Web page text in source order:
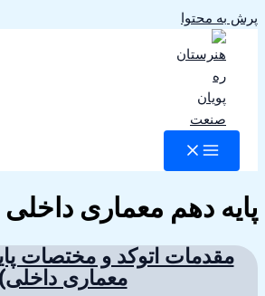
پرش به محتوا
پایه دهم معماری داخلی
مقدمات اتوکد و مختصات
معماری داخلی)